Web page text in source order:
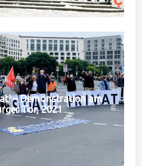
– Demonstration am
Tor, 2021